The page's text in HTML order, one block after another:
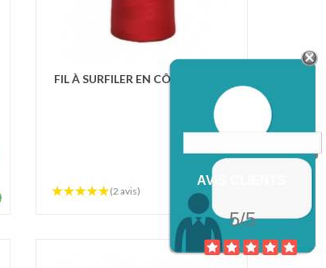
FIL À SURFILER EN CÔNE ROUGE
3,30 €
(2 avis)
AVIS CLIENTS
5/5